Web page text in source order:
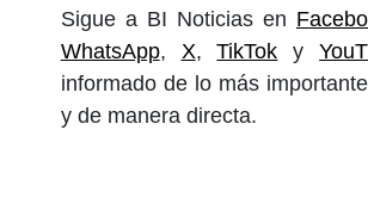
Sigue a BI Noticias en
WhatsApp, X,TikTok y
informado de lo más
y de manera directa.